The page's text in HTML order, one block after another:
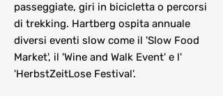
passeggiate, giri in bicicletta o percorsi
di trekking. Hartberg ospita annuale
diversi eventi slow come il 'Slow Food
Market', il 'Wine and Walk Event' e l'
'HerbstZeitLose Festival'.